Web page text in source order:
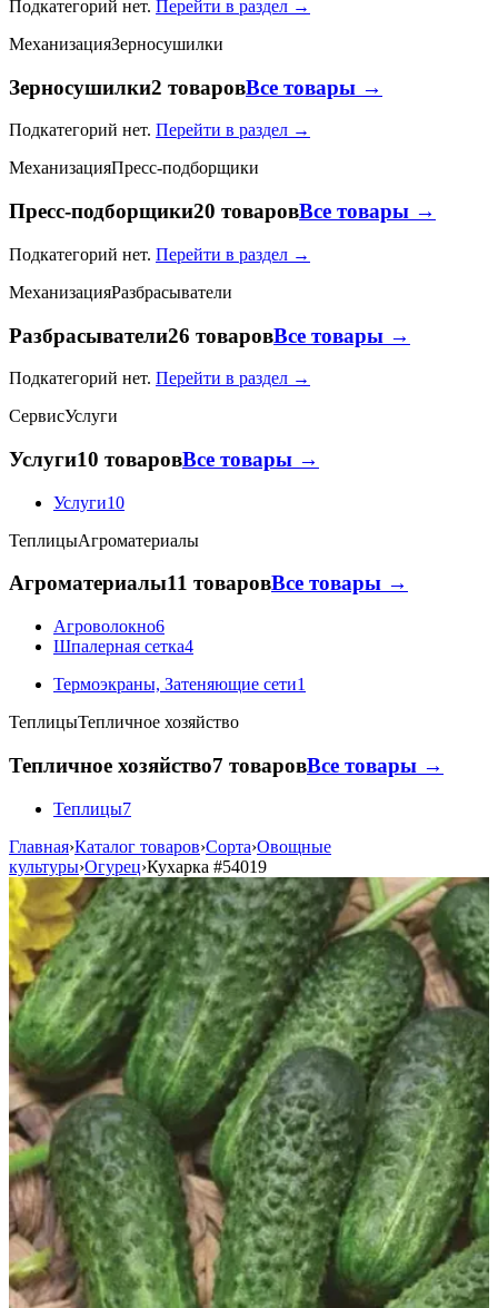
Подкатегорий нет. Перейти в раздел →
МеханизацияЗерносушилки
Зерносушилки2 товаровВсе товары →
Подкатегорий нет. Перейти в раздел →
МеханизацияПресс-подборщики
Пресс-подборщики20 товаровВсе товары →
Подкатегорий нет. Перейти в раздел →
МеханизацияРазбрасыватели
Разбрасыватели26 товаровВсе товары →
Подкатегорий нет. Перейти в раздел →
СервисУслуги
Услуги10 товаровВсе товары →
Услуги10
ТеплицыАгроматериалы
Агроматериалы11 товаровВсе товары →
Агроволокно6
Шпалерная сетка4
Термоэкраны, Затеняющие сети1
ТеплицыТепличное хозяйство
Тепличное хозяйство7 товаровВсе товары →
Теплицы7
Главная›Каталог товаров›Сорта›Овощные
культуры›Огурец›Кухарка #54019